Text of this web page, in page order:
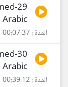
المدة : 00:07:37
المدة : 00:39:12